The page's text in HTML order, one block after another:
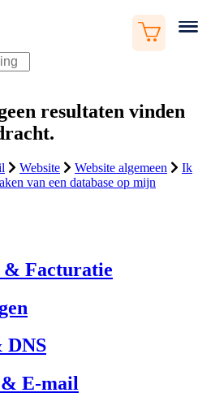
resultaten vinden
Website Website algemeen
Ik
van een database op mijn
& Facturatie
DNS
& E-mail